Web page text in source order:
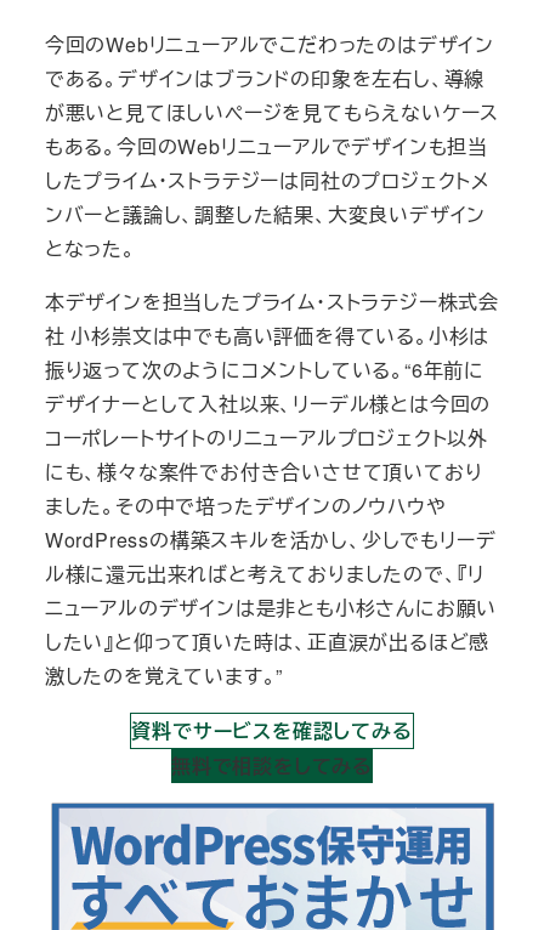
今回のWebリニューアルでこだわったのはデザイン
である。デザインはブランドの印象を左右し、導線
が悪いと見てほしいページを見てもらえないケース
もある。今回のWebリニューアルでデザインも担当
したプライム・ストラテジーは同社のプロジェクトメ
ンバーと議論し、調整した結果、大変良いデザイン
となった。
本デザインを担当したプライム・ストラテジー株式会
社 小杉崇文は中でも高い評価を得ている。小杉は
振り返って次のようにコメントしている。“6年前に
デザイナーとして入社以来、リーデル様とは今回の
コーポレートサイトのリニューアルプロジェクト以外
にも、様々な案件でお付き合いさせて頂いており
ました。その中で培ったデザインのノウハウや
WordPressの構築スキルを活かし、少しでもリーデ
ル様に還元出来ればと考えておりましたので、『リ
ニューアルのデザインは是非とも小杉さんにお願い
したい』と仰って頂いた時は、正直涙が出るほど感
激したのを覚えています。”
資料でサービスを確認してみる
無料で相談をしてみる